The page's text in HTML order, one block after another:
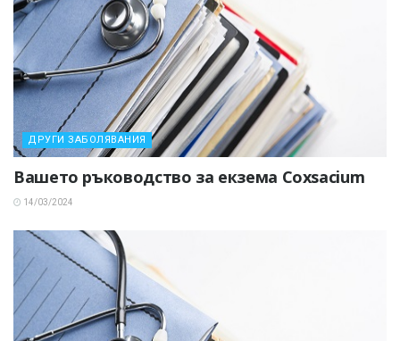
ДРУГИ ЗАБОЛЯВАНИЯ
Вашето ръководство за екзема Coxsacium
14/03/2024